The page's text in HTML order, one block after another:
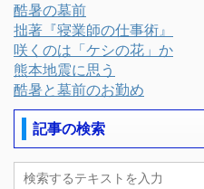
酷暑の墓前
拙著『寝業師の仕事術』
咲くのは「ケシの花」か
熊本地震に思う
酷暑と墓前のお勤め
記事の検索